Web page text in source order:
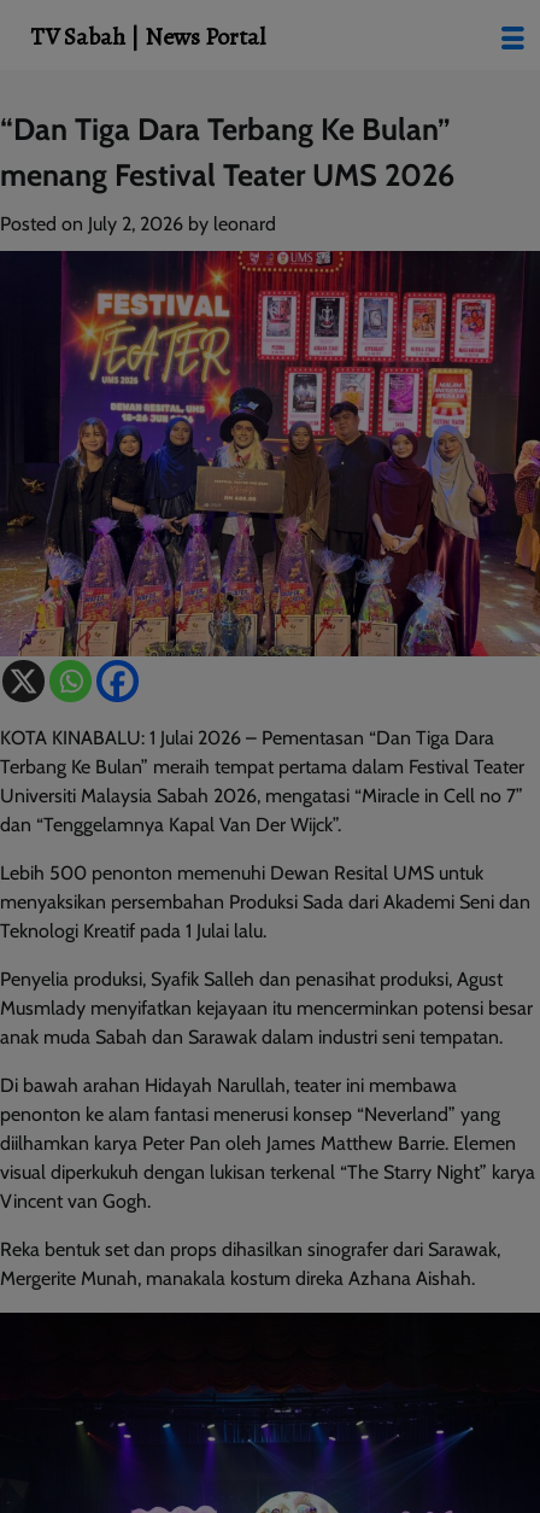
Skip
content
“Dan Tiga Dara Terbang Ke Bulan”
menang Festival Teater UMS 2026
Posted on July 2, 2026 by leonard
KOTA KINABALU: 1 Julai 2026 – Pementasan “Dan Tiga Dara
Terbang Ke Bulan” meraih tempat pertama dalam Festival Teater
Universiti Malaysia Sabah 2026, mengatasi “Miracle in Cell no 7”
dan “Tenggelamnya Kapal Van Der Wijck”.
Lebih 500 penonton memenuhi Dewan Resital UMS untuk
menyaksikan persembahan Produksi Sada dari Akademi Seni dan
Teknologi Kreatif pada 1 Julai lalu.
Penyelia produksi, Syafik Salleh dan penasihat produksi, Agust
Musmlady menyifatkan kejayaan itu mencerminkan potensi besar
anak muda Sabah dan Sarawak dalam industri seni tempatan.
Di bawah arahan Hidayah Narullah, teater ini membawa
penonton ke alam fantasi menerusi konsep “Neverland” yang
diilhamkan karya Peter Pan oleh James Matthew Barrie. Elemen
visual diperkukuh dengan lukisan terkenal “The Starry Night” karya
Vincent van Gogh.
Reka bentuk set dan props dihasilkan sinografer dari Sarawak,
Mergerite Munah, manakala kostum direka Azhana Aishah.
TV Sabah | News Portal